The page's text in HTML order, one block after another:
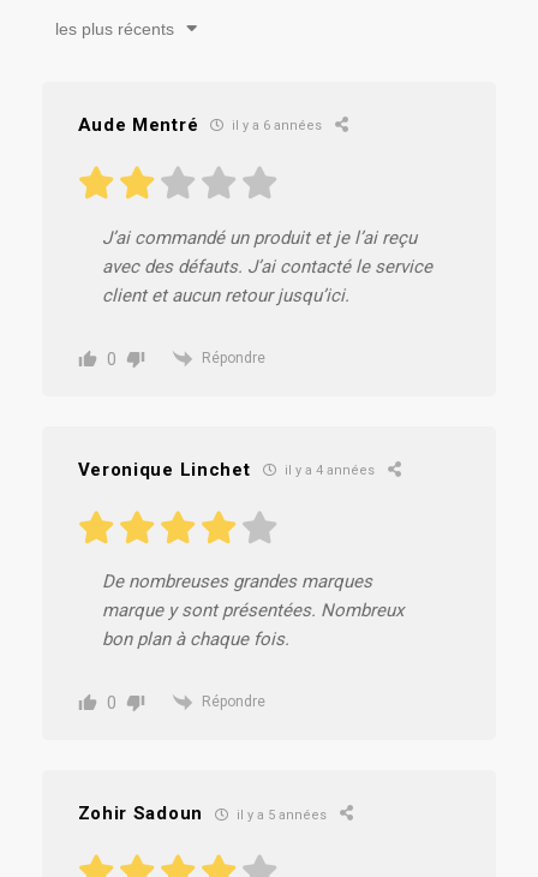
les plus récents
Aude Mentré il y a 6 années
J’ai commandé un produit et je l’ai reçu
avec des défauts. J’ai contacté le service
client et aucun retour jusqu’ici.
0 Répondre
Veronique Linchet il y a 4 années
De nombreuses grandes marques
marque y sont présentées. Nombreux
bon plan à chaque fois.
0 Répondre
Zohir Sadoun il y a 5 années